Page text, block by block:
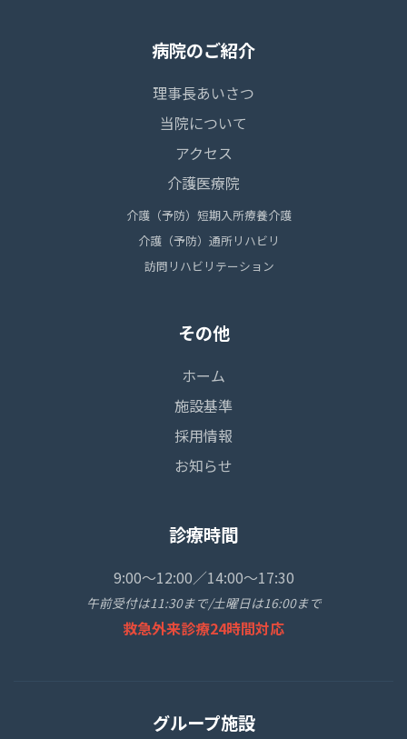
病院のご紹介
理事長あいさつ
当院について
アクセス
介護医療院
介護（予防）短期入所療養介護
介護（予防）通所リハビリ
訪問リハビリテーション
その他
ホーム
施設基準
採用情報
お知らせ
診療時間
9:00～12:00／14:00～17:30
午前受付は11:30まで/土曜日は16:00まで
救急外来診療24時間対応
グループ施設